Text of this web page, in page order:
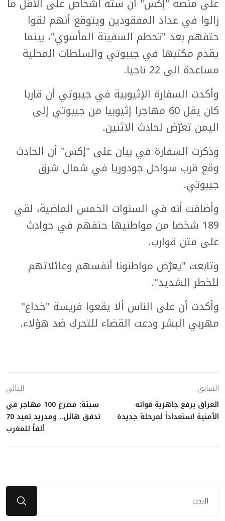
زالوا في عداد المفقودين ويتوقع أنهم لقوا
حتفهم بعد "تحطم السفينة المأسوي"، بينما
يقدم مكتبها في جيبوتي والسلطات المحلية
مساعدة الى 22 ناجيا.
وأكدت السفارة الإثيوبية في جيبوتي أن قاربا
كان يقل 60 مهاجرا إثيوبيا من جيبوتي إلى
اليمن تعرّض لحادث الاثنين.
وذكرت السفارة في بيان على "إكس" أن الحادث
وقع قرب سواحل جودوريا في شمال شرق
جيبوتي.
وأضافت أنه في السنوات الخمس الماضية، لقي
189 شخصا من مواطنيها حتفهم في حوادث
على متن قوارب.
وتابعت "يعرّض مواطنونا أنفسهم وعائلاتهم
للخطر الشديد".
وأكدت أن على الناس ألا يقعوا فريسة "خداع"
مهربي البشر ودعت القضاء للتحرك ضد هؤلاء.
السابق
العراق يرفع جاهزية قواته
الأمنية استعداداً لمرحلة جديدة
التالي
سبتة: مصرع 100 مهاجر في
تدفق هائل.. ومدريد تعيد 70
ألفاً للمغرب